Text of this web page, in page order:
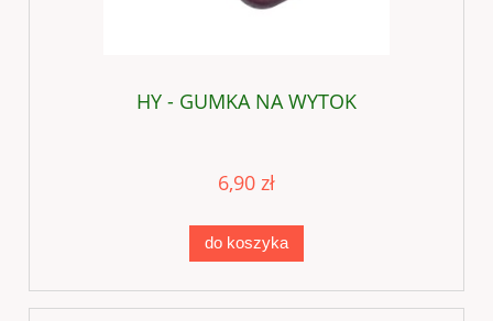
HY - GUMKA NA WYTOK
6,90 zł
do koszyka